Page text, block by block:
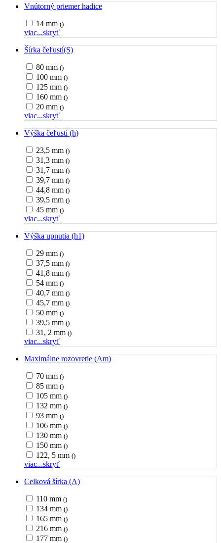
Vnútorný priemer hadice
14 mm ()
viac...skryť
Šírka čeľustí(S)
80 mm ()
100 mm ()
125 mm ()
160 mm ()
20 mm ()
viac...skryť
Výška čeľustí (h)
23,5 mm ()
31,3 mm ()
31,7 mm ()
39,7 mm ()
44,8 mm ()
39,5 mm ()
45 mm ()
viac...skryť
Výška upnutia (h1)
29 mm ()
37,5 mm ()
41,8 mm ()
54 mm ()
40,7 mm ()
45,7 mm ()
50 mm ()
39,5 mm ()
31, 2 mm ()
viac...skryť
Maximálne rozovretie (Am)
70 mm ()
85 mm ()
105 mm ()
132 mm ()
93 mm ()
106 mm ()
130 mm ()
150 mm ()
122, 5 mm ()
viac...skryť
Celková šírka (A)
110 mm ()
134 mm ()
165 mm ()
216 mm ()
177 mm ()